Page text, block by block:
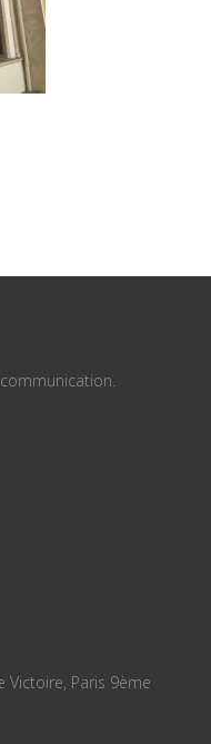
communication.
Victoire, Paris 9ème